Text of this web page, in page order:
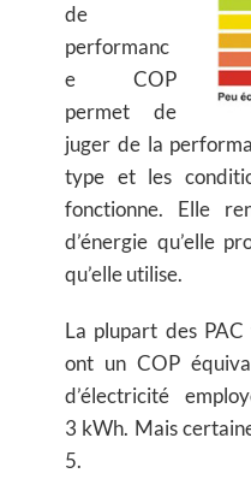
de
performanc
e COP
permet de
juger de la
type et les
fonctionne. Elle
d’énergie qu’elle
qu’elle utilise.
La plupart des
ont un COP
d’électricité
3 kWh. Mais
5.